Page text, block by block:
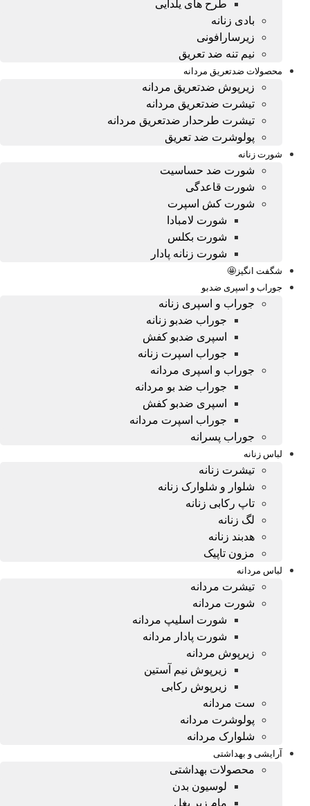
طرح های یلدایی
بادی زنانه
زیرسارافونی
نیم تنه ضد تعریق
محصولات ضدتعریق مردانه
زیرپوش ضدتعریق مردانه
تیشرت ضدتعریق مردانه
تیشرت طرحدار ضدتعریق مردانه
پولوشرت ضد تعریق
شورت زنانه
شورت ضد حساسیت
شورت قاعدگی
شورت کش اسپرت
شورت لامبادا
شورت بکلس
شورت زنانه پادار
شگفت انگیز🤩
جوراب و اسپری ضدبو
جوراب و اسپری زنانه
جوراب ضدبو زنانه
اسپری ضدبو کفش
جوراب اسپرت زنانه
جوراب و اسپری مردانه
جوراب ضد بو مردانه
اسپری ضدبو کفش
جوراب اسپرت مردانه
جوراب پسرانه
لباس زنانه
تیشرت زنانه
شلوار و شلوارک زنانه
تاپ رکابی زنانه
لگ زنانه
هدبند زنانه
مزون تاپیک
لباس مردانه
تیشرت مردانه
شورت مردانه
شورت اسلیپ مردانه
شورت پادار مردانه
زیرپوش مردانه
زیرپوش نیم آستین
زیرپوش رکابی
ست مردانه
پولوشرت مردانه
شلوارک مردانه
آرایشی و بهداشتی
محصولات بهداشتی
لوسیون بدن
مام زیر بغل